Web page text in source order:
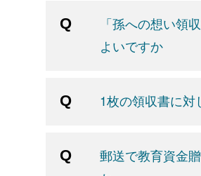
「孫への想い領
よいですか
1枚の領収書に
郵送で教育資金